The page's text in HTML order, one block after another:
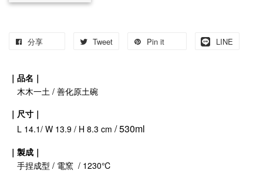
分享 Tweet Pin it LINE
｜品名｜
木木一土 / 善化原土碗
｜尺寸｜
L 14.1/ W 13.9 / H 8.3 cm / 530ml
｜製成｜
手捏成型 / 電窯 / 1230℃